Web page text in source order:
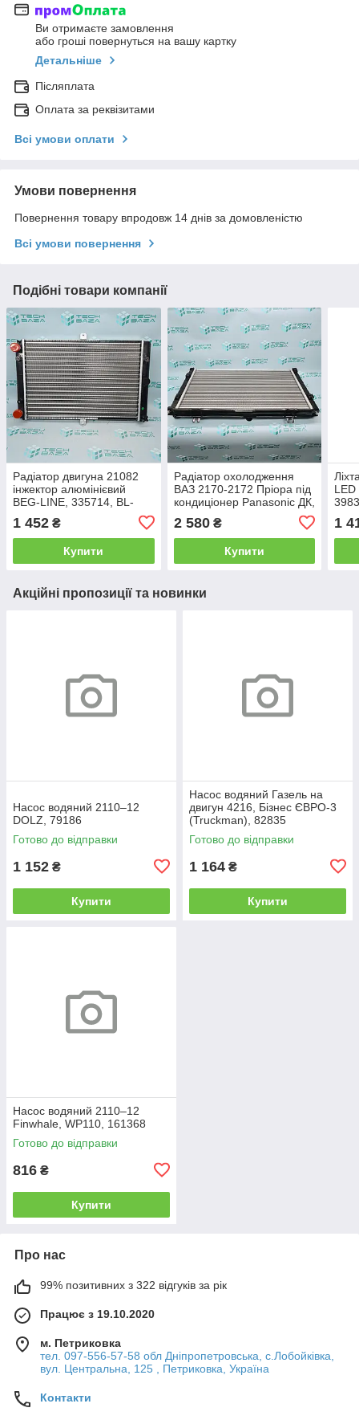
Ви отримаєте замовлення
або гроші повернуться на вашу картку
Детальніше
Післяплата
Оплата за реквізитами
Всі умови оплати
Умови повернення
Повернення товару впродовж 14 днів за домовленістю
Всі умови повернення
Подібні товари компанії
Радіатор двигуна 21082
інжектор алюмінієвий
BEG-LINE, 335714, BL-
1 452 ₴
Купити
Радіатор охолодження
ВАЗ 2170-2172 Пріора під
кондиціонер Panasonic ДК,
2 580₴
Купити
LED
1
Акційні пропозиції та новинки
Насос водяний 2110–12
DOLZ, 79186
Готово до відправки
1 152 ₴
Купити
Насос водяний Газель на
двигун 4216, Бізнес ЄВРО-3
(Truckman), 82835
Готово до відправки
1 164 ₴
Купити
Насос водяний 2110–12
Finwhale, WP110, 161368
Готово до відправки
816 ₴
Купити
Про нас
99% позитивних з 322 відгуків за рік
Працює з 19.10.2020
м. Петриковка
тел. 097-556-57-58 обл Дніпропетровська, с.Лобойківка,
вул. Центральна, 125 , Петриковка, Україна
Контакти